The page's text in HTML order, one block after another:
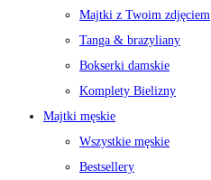
Majtki z Twoim zdjęciem
Tanga & brazyliany
Bokserki damskie
Komplety Bielizny
Majtki męskie
Wszystkie męskie
Bestsellery